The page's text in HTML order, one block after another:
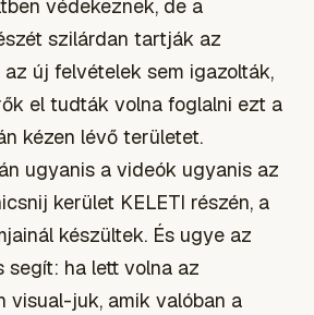
védekeznek, de a
szilárdan tartják az
az új felvételek sem igazolták,
el tudták volna foglalni ezt a
kézen lévő területet.
ugyanis a videók ugyanis az
kerület KELETI részén, a
készültek. És ugye az
segít: ha lett volna az
visual-juk, amik valóban a